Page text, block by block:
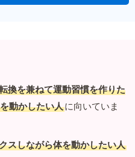
換を兼ねて運動習慣を作りた
動かしたい人に向いていま
スしながら体を動かしたい人